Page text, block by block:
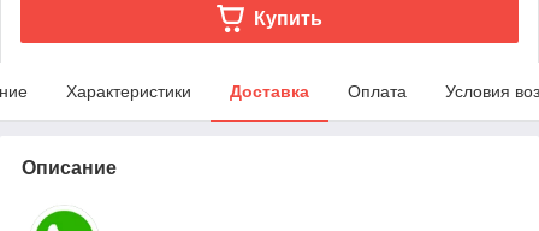
Купить
Характеристики Доставка Оплата Условия
Описание